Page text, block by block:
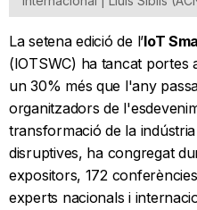
La setena edició de l’IoT
(IOTSWC) ha tancat portes
un 30% més que l'any
organitzadors de
transformació de la
disruptives, ha congregat
expositors, 172
experts nacionals i